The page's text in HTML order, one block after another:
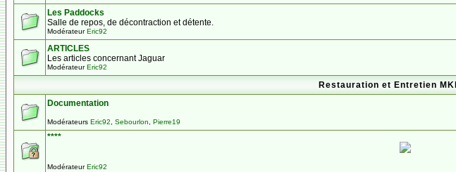
Les Paddocks
Salle de repos, de décontraction et détente.
ModérateurEric92
ARTICLES
Les articles concernant Jaguar
ModérateurEric92
Restauration et Entretien MKII
Documentation
Modérateurs Eric92 Sebourlon Pierre19
****
ModérateurEric92